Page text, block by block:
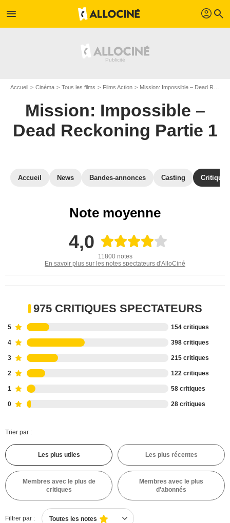
menu profil search
Accueil Cinéma Tous les films Films Action Mission: Impossible – Dead Reckoning Partie 1
Mission: Impossible –
Dead Reckoning Partie 1
Accueil News Bandes-annonces Casting
Note moyenne
4,0
11800 notes
En savoir plus sur les notes spectateurs d'AlloCiné
975 CRITIQUES SPECTATEURS
5 154 critiques
4 398 critiques
3 215 critiques
2 122 critiques
1 58 critiques
0 28 critiques
Trier par :
Les plus utiles Les plus récentes
Membres avec le plus de
critiques
Membres avec le plus
d'abonnés
Filtrer par : Toutes les notes